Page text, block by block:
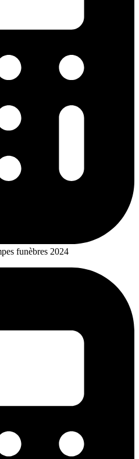
funèbres 2024